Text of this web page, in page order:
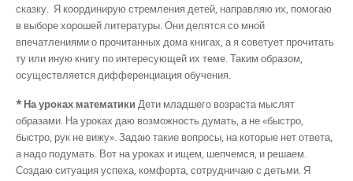
сказку. Я координирую стремления детей, направляю их, помогаю
в выборе хорошей литературы. Они делятся со мной
впечатлениями о прочитанных дома книгах, а я советует прочитать
ту или иную книгу по интересующей их теме. Таким образом,
осуществляется дифференциация обучения.
* На уроках математики Дети младшего возраста мыслят
образами. На уроках даю возможность думать, а не «быстро,
быстро, рук не вижу». Задаю такие вопросы, на которые нет ответа,
а надо подумать. Вот на уроках и ищем, шепчемся, и решаем.
Создаю ситуация успеха, комфорта, сотрудничаю с детьми. Я